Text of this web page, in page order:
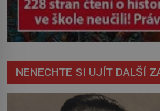
NENECHTE SI UJÍT DALŠÍ